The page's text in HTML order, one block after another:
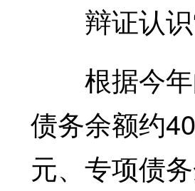
辩证认识“
根据今年
债务余额约
元、专项债